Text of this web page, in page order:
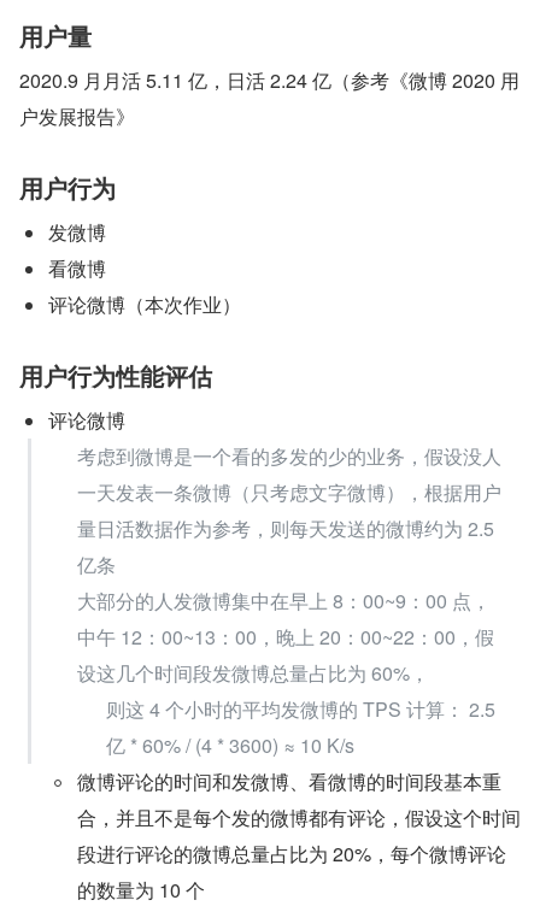
用户量
2020.9 月月活 5.11 亿，日活 2.24 亿（参考《微博 2020 用
户发展报告》
用户行为
发微博
看微博
评论微博（本次作业）
用户行为性能评估
评论微博
考虑到微博是一个看的多发的少的业务，假设没人
一天发表一条微博（只考虑文字微博），根据用户
量日活数据作为参考，则每天发送的微博约为 2.5
亿条
大部分的人发微博集中在早上 8：00~9：00 点，
中午 12：00~13：00，晚上 20：00~22：00，假
设这几个时间段发微博总量占比为 60%，
则这 4 个小时的平均发微博的 TPS 计算： 2.5
亿 * 60% / (4 * 3600) ≈ 10 K/s
微博评论的时间和发微博、看微博的时间段基本重
合，并且不是每个发的微博都有评论，假设这个时间
段进行评论的微博总量占比为 20%，每个微博评论
的数量为 10 个